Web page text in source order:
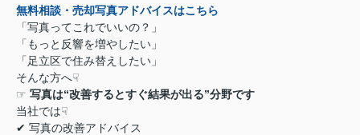
無料相談・売却写真アドバイスはこちら
「写真ってこれでいいの？」
「もっと反響を増やしたい」
「足立区で住み替えしたい」
そんな方へ☟
☞ 写真は“改善するとすぐ結果が出る”分野です
当社では☟
✔ 写真の改善アドバイス